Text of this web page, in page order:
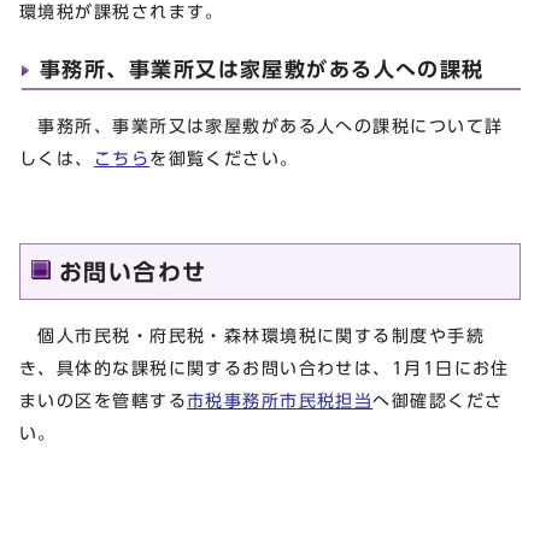
環境税が課税されます。
事務所、事業所又は家屋敷がある人への課税
事務所、事業所又は家屋敷がある人への課税について詳
しくは、
こちら を御覧ください。
お問い合わせ
個人市民税・府民税・森林環境税に関する制度や手続
き、具体的な課税に関するお問い合わせは、1月1日にお住
まいの区を管轄する市税事務所市民税担当へ御確認くださ
い。